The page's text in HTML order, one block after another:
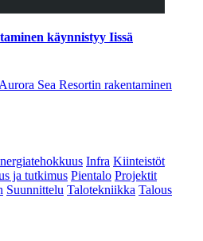
käynnistyy Iissä
Sea Resortin rakentaminen
Infra Kiinteistöt
ja tutkimus Pientalo Projektit
Suunnittelu Talotekniikka Talous